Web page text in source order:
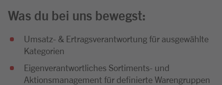
Was du bei uns bewegst:
Umsatz- & Ertragsverantwortung für ausgewählte
Kategorien
Eigenverantwortliches Sortiments- und
Aktionsmanagement für definierte Warengruppen